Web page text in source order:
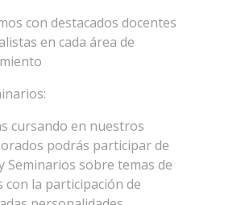
con destacados docentes
en cada área de
cursando en nuestros
podrás participar de
Seminarios sobre temas de
con la participación de